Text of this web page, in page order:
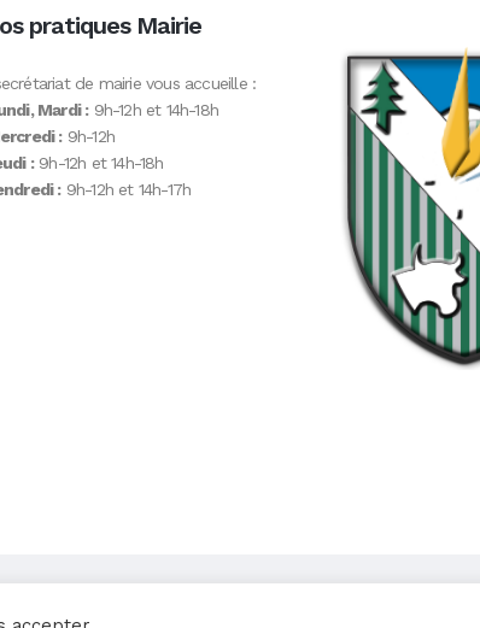
pratiques Mairie
de mairie vous accueille :
Mardi :9h-12h et 14h-18h
:9h-12h
:9h-12h et 14h-18h
:9h-12h et 14h-17h